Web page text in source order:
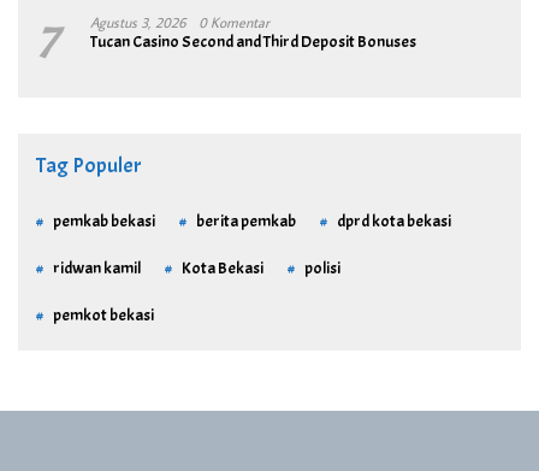
7 Agustus 3, 2026 0 Komentar
Tucan Casino Second and Third Deposit Bonuses
Tag Populer
pemkab bekasi berita pemkab dprd kota bekasi
ridwan kamil Kota Bekasi polisi
pemkot bekasi